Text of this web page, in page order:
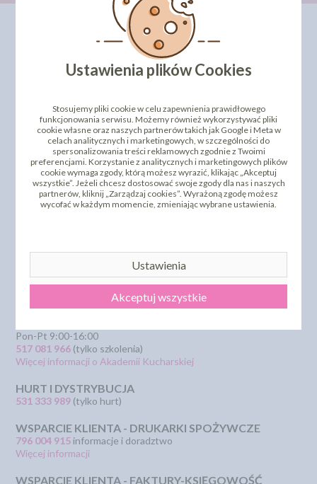
Dostawa i koszty wysyłki
Polityka Prywatności
Przelewy Numery Kont
Zwroty i reklamacje
Dostępne Płatność
Certyfikaty i Dokumentacje
Szkolenia i Kursy
KSeF
Pliki pomocy technicznej
OFERTA
Dla Biznesu
Szkolenia i kursy
Bestseller
PROMOCJA - krótki termin
(32) 445 73 84
biuro@sweetdecor.pl
Pon-Pt 9:00-16:00
517 081 966 (tylko szkolenia)
Więcej informacji o Akademii Kucharskiej
HURT I DYSTRYBUCJA
531 333 989 (tylko hurt)
WSPARCIE KLIENTA - DRUKARKI SPOŻYWCZE
796 004 915 informacje i doradztwo
Więcej informacji
WSPARCIE KLIENTA - FAKTURY-KSIĘGOWOŚĆ
Ustawienia plików Cookies
Stosujemy pliki cookie w celu zapewnienia prawidłowego
funkcjonowania serwisu. Możemy również wykorzystywać pliki
cookie własne oraz naszych partnerów takich jak Google i Meta w
celach analitycznych i marketingowych, w szczególności do
spersonalizowania treści reklamowych zgodnie z Twoimi
preferencjami. Korzystanie z analitycznych i marketingowych plików
cookie wymaga zgody, którą możesz wyrazić, klikając „Akceptuj
wszystkie”. Jeżeli chcesz dostosować swoje zgody dla nas i naszych
partnerów, kliknij „Zarządzaj cookies”. Wyrażoną zgodę możesz
wycofać w każdym momencie, zmieniając wybrane ustawienia.
Ustawienia
Akceptuj wszystkie